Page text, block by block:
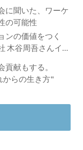
に聞いた、ワーケ
の可能性
ンの価値をつく
木谷周吾さんイン
貢献もする。
からの生き方"